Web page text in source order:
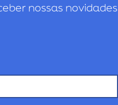
nossas novidades